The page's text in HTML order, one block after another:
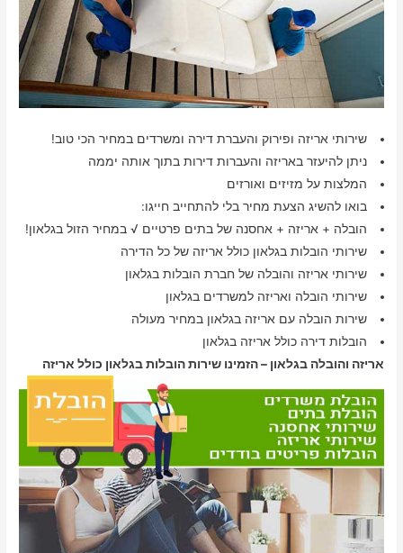
שירותי אריזה ופירוק והעברת דירה ומשרדים במחיר הכי טוב!
ניתן להיעזר באריזה והעברות דירות בתוך אותה יממה
המלצות על מזיזים ואורזים
בואו להשיג הצעת מחיר בלי להתחייב חייגו:
הובלה + אריזה + אחסנה של בתים פרטיים √ במחיר הזול בגלאון!
שירותי הובלות בגלאון כולל אריזה של כל הדירה
שירותי אריזה והובלה של חברת הובלות בגלאון
שירותי הובלה ואריזה למשרדים בגלאון
שירות הובלה עם אריזה בגלאון במחיר מעולה
הובלות דירה כולל אריזה בגלאון
אריזה והובלה בגלאון – הזמינו שירות הובלות בגלאון כולל אריזה